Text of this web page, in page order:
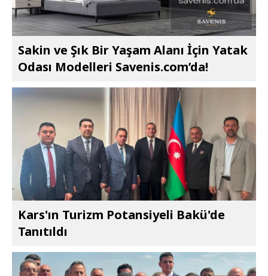
Sakin ve Şık Bir Yaşam Alanı İçin Yatak
Odası Modelleri Savenis.com’da!
Kars'ın Turizm Potansiyeli Bakü'de
Tanıtıldı